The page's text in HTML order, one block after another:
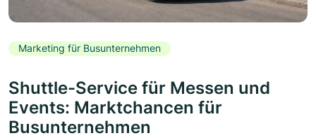
Marketing für Busunternehmen
Shuttle-Service für Messen und
Events: Marktchancen für
Busunternehmen